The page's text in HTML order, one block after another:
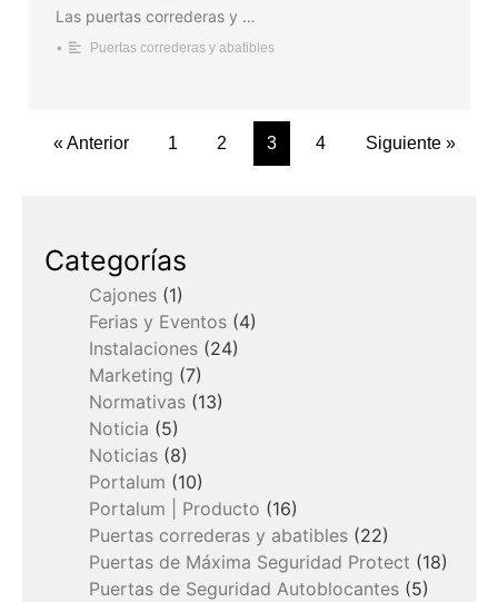
Categorías
Cajones (1)
Ferias y Eventos (4)
Instalaciones (24)
Marketing (7)
Normativas (13)
Noticia (5)
Noticias (8)
Portalum (10)
Portalum | Producto (16)
Puertas correderas y abatibles (22)
Puertas de Máxima Seguridad Protect (18)
Puertas de Seguridad Autoblocantes (5)
Las puertas correderas y …
• Puertas correderas y abatibles
« Anterior 1 2 3 4 Siguiente »